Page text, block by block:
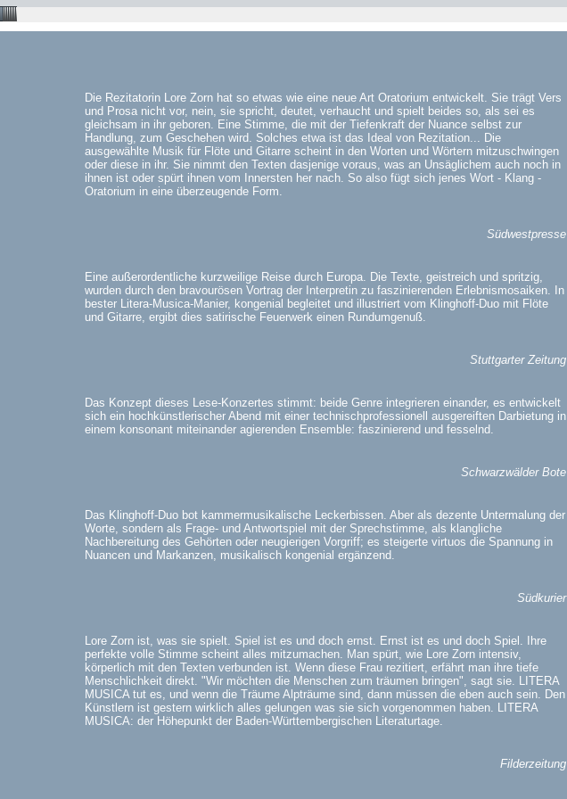
Die Rezitatorin Lore Zorn hat so etwas wie eine neue Art Oratorium entwickelt. Sie trägt Vers
und Prosa nicht vor, nein, sie spricht, deutet, verhaucht und spielt beides so, als sei es
gleichsam in ihr geboren. Eine Stimme, die mit der Tiefenkraft der Nuance selbst zur
Handlung, zum Geschehen wird. Solches etwa ist das Ideal von Rezitation... Die
ausgewählte Musik für Flöte und Gitarre scheint in den Worten und Wörtern mitzuschwingen
oder diese in ihr. Sie nimmt den Texten dasjenige voraus, was an Unsäglichem auch noch in
ihnen ist oder spürt ihnen vom Innersten her nach. So also fügt sich jenes Wort - Klang -
Oratorium in eine überzeugende Form.
Südwestpresse
Eine außerordentliche kurzweilige Reise durch Europa. Die Texte, geistreich und spritzig,
wurden durch den bravourösen Vortrag der Interpretin zu faszinierenden Erlebnismosaiken. In
bester Litera-Musica-Manier, kongenial begleitet und illustriert vom Klinghoff-Duo mit Flöte
und Gitarre, ergibt dies satirische Feuerwerk einen Rundumgenuß.
Stuttgarter Zeitung
Das Konzept dieses Lese-Konzertes stimmt: beide Genre integrieren einander, es entwickelt
sich ein hochkünstlerischer Abend mit einer technischprofessionell ausgereiften Darbietung in
einem konsonant miteinander agierenden Ensemble: faszinierend und fesselnd.
Schwarzwälder Bote
Das Klinghoff-Duo bot kammermusikalische Leckerbissen. Aber als dezente Untermalung der
Worte, sondern als Frage- und Antwortspiel mit der Sprechstimme, als klangliche
Nachbereitung des Gehörten oder neugierigen Vorgriff; es steigerte virtuos die Spannung in
Nuancen und Markanzen, musikalisch kongenial ergänzend.
Südkurier
Lore Zorn ist, was sie spielt. Spiel ist es und doch ernst. Ernst ist es und doch Spiel. Ihre
perfekte volle Stimme scheint alles mitzumachen. Man spürt, wie Lore Zorn intensiv,
körperlich mit den Texten verbunden ist. Wenn diese Frau rezitiert, erfährt man ihre tiefe
Menschlichkeit direkt. "Wir möchten die Menschen zum träumen bringen", sagt sie. LITERA
MUSICA tut es, und wenn die Träume Alpträume sind, dann müssen die eben auch sein. Den
Künstlern ist gestern wirklich alles gelungen was sie sich vorgenommen haben. LITERA
MUSICA: der Höhepunkt der Baden-Württembergischen Literaturtage.
Filderzeitung